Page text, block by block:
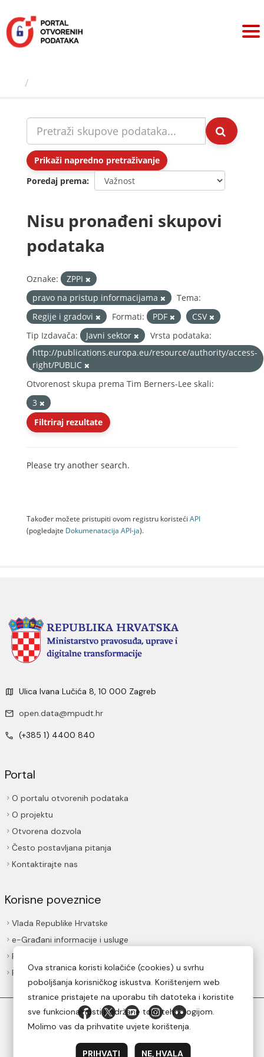
sadržaj
Prikaži napredno pretraživanje
Poredaj prema
Nisu pronađeni skupovi
podataka
Oznake:
ZPPI
pravo na pristup informacijama
Tema:
Regije i gradovi
Formati: PDF
CSV
Tip Izdavača:
Javni sektor
Vrsta podataka:
http://publications.europa.eu/resource/authority/access-
right/PUBLIC
Otvorenost skupa prema Tim Berners-Lee skali:
3
Filtriraj rezultate
Please try another search.
Također možete pristupiti ovom registru koristeći API
(pogledajte Dokumenаtаcijа API-jа).